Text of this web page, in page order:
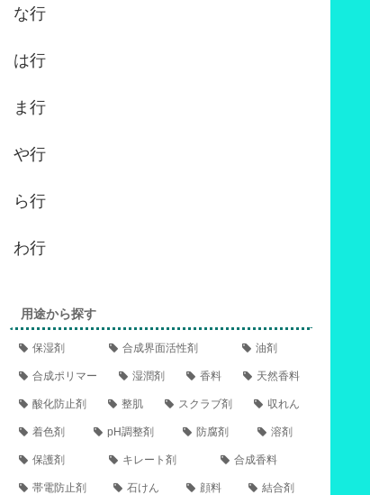
な行
は行
ま行
や行
ら行
わ行
用途から探す
保湿剤 合成界面活性剤 油剤
合成ポリマー 湿潤剤 香料 天然香料
酸化防止剤 整肌 スクラブ剤 収れん
着色剤 pH調整剤 防腐剤 溶剤
保護剤 キレート剤 合成香料
帯電防止剤 石けん 顔料 結合剤